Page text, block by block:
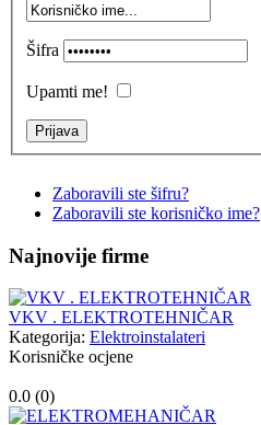
Šifra
Upamti me!
Zaboravili ste šifru?
Zaboravili ste korisničko ime?
Najnovije firme
VKV . ELEKTROTEHNIČAR
Kategorija: Elektroinstalateri
Korisničke ocjene
0.0 (0)